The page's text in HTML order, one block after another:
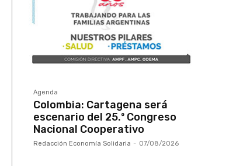
Agenda
Colombia: Cartagena será
escenario del 25.º Congreso
Nacional Cooperativo
Redacción Economía Solidaria - 07/08/2026